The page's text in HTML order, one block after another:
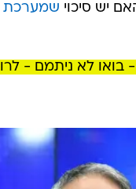
יש סיכוי שמערכת
לא ניתמם -